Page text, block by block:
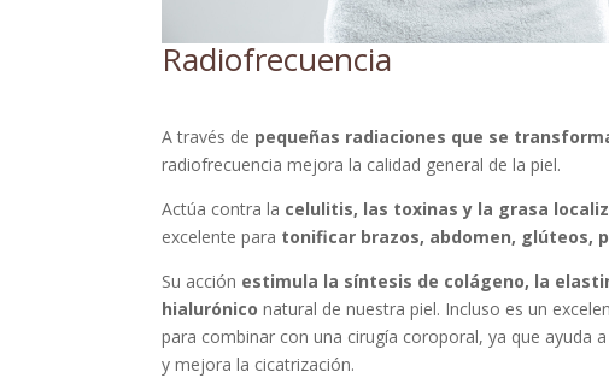
Radiofrecuencia
A través de pequeñas radiaciones que se
radiofrecuencia mejora la calidad general de la piel.
Actúa contra la celulitis, las toxinas y la grasa
excelente para tonificar brazos, abdomen, glúteos,
Su acción estimula la síntesis de colágeno, la
hialurónico natural de nuestra piel. Incluso es un
para combinar con una cirugía coroporal, ya que ayuda
y mejora la cicatrización.